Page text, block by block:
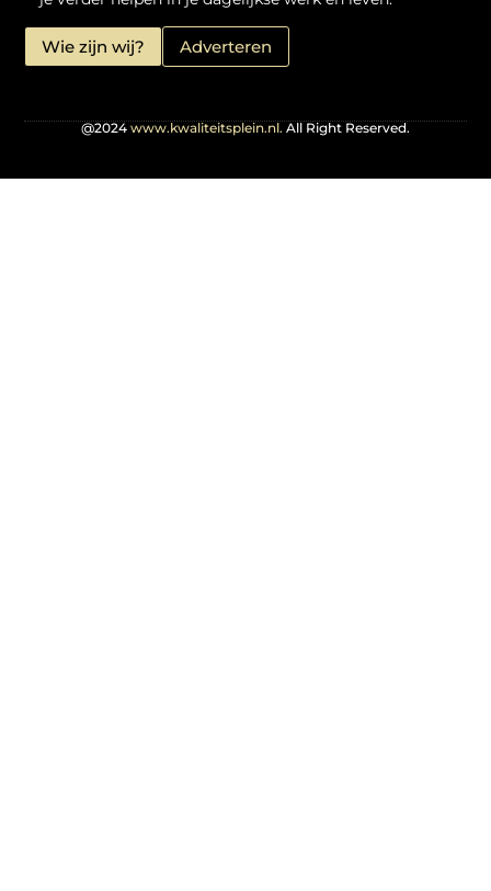
Wie zijn wij? Adverteren
@2024 www.kwaliteitsplein.nl. All Right Reserved.